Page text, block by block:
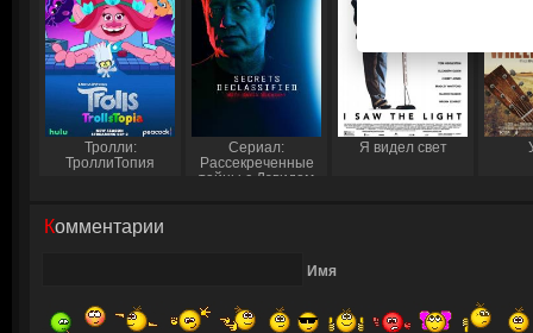
Тролли:
ТроллиТопия
Сериал:
Рассекреченные
тайны с Дэвидом
Я видел свет
Комментарии
Имя